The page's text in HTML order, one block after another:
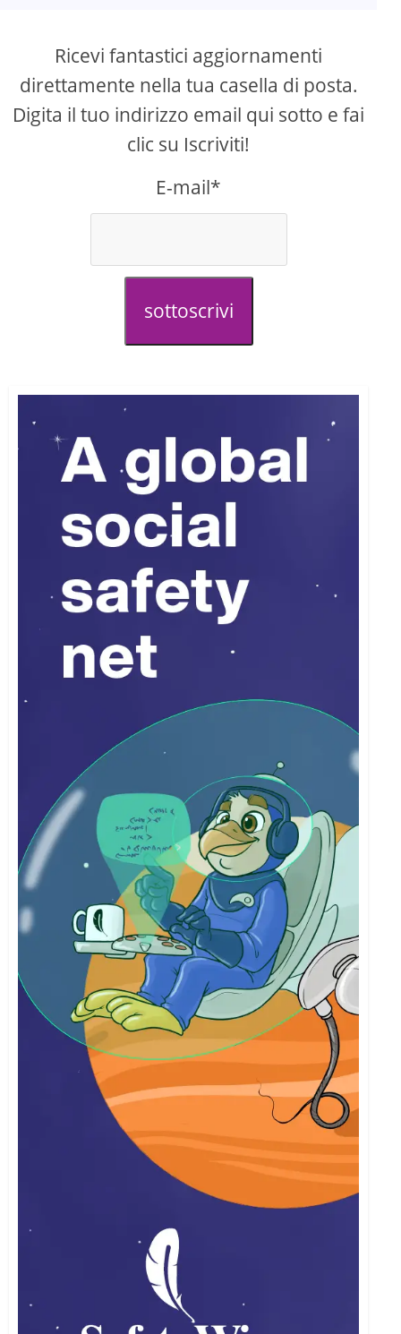
Ricevi fantastici aggiornamenti
direttamente nella tua casella di posta.
Digita il tuo indirizzo email qui sotto e fai
clic su Iscriviti!
E-mail*
sottoscrivi